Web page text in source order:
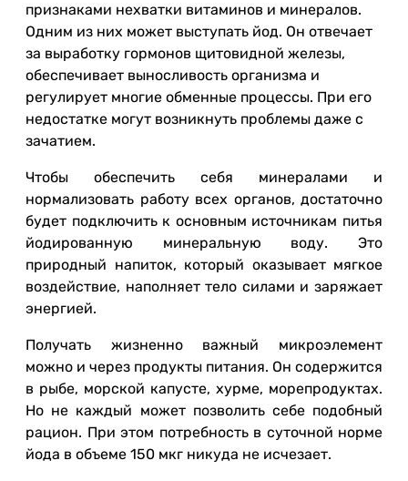
признаками нехватки витаминов и минералов.
Одним из них может выступать йод. Он отвечает
за выработку гормонов щитовидной железы,
обеспечивает выносливость организма и
регулирует многие обменные процессы. При его
недостатке могут возникнуть проблемы даже с
зачатием.
Чтобы обеспечить себя минералами и
нормализовать работу всех органов, достаточно
будет подключить к основным источникам питья
йодированную минеральную воду. Это
природный напиток, который оказывает мягкое
воздействие, наполняет тело силами и заряжает
энергией.
Получать жизненно важный микроэлемент
можно и через продукты питания. Он содержится
в рыбе, морской капусте, хурме, морепродуктах.
Но не каждый может позволить себе подобный
рацион. При этом потребность в суточной норме
йода в объеме 150 мкг никуда не исчезает.